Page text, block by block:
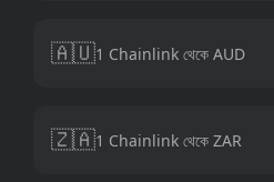
🇦🇺1 Chainlink থেকে AUD
🇿🇦1 Chainlink থেকে ZAR